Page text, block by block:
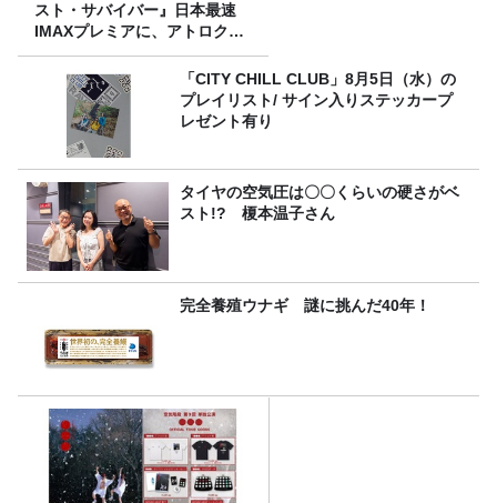
スト・サバイバー』日本最速
IMAXプレミアに、アトロクリ
スナー60名をご招待！
「CITY CHILL CLUB」8月5日（水）の
プレイリスト/ サイン入りステッカープ
レゼント有り
タイヤの空気圧は〇〇くらいの硬さがベ
スト!? 榎本温子さん
完全養殖ウナギ 謎に挑んだ40年！